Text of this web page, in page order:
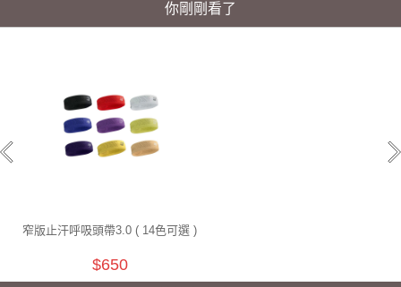
你剛剛看了
窄版止汗呼吸頭帶3.0 ( 14色可選 )
$650